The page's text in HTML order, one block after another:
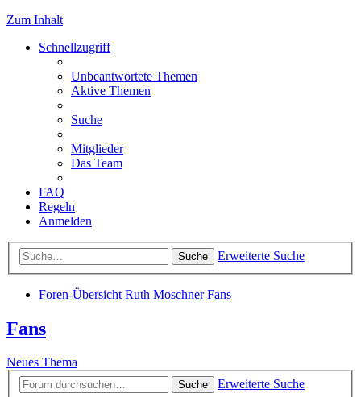
Zum Inhalt
Schnellzugriff
Unbeantwortete Themen
Aktive Themen
Suche
Mitglieder
Das Team
FAQ
Regeln
Anmelden
Suche Erweiterte Suche
Foren-Übersicht Ruth Moschner Fans
Fans
Neues Thema
Suche
Erweiterte Suche